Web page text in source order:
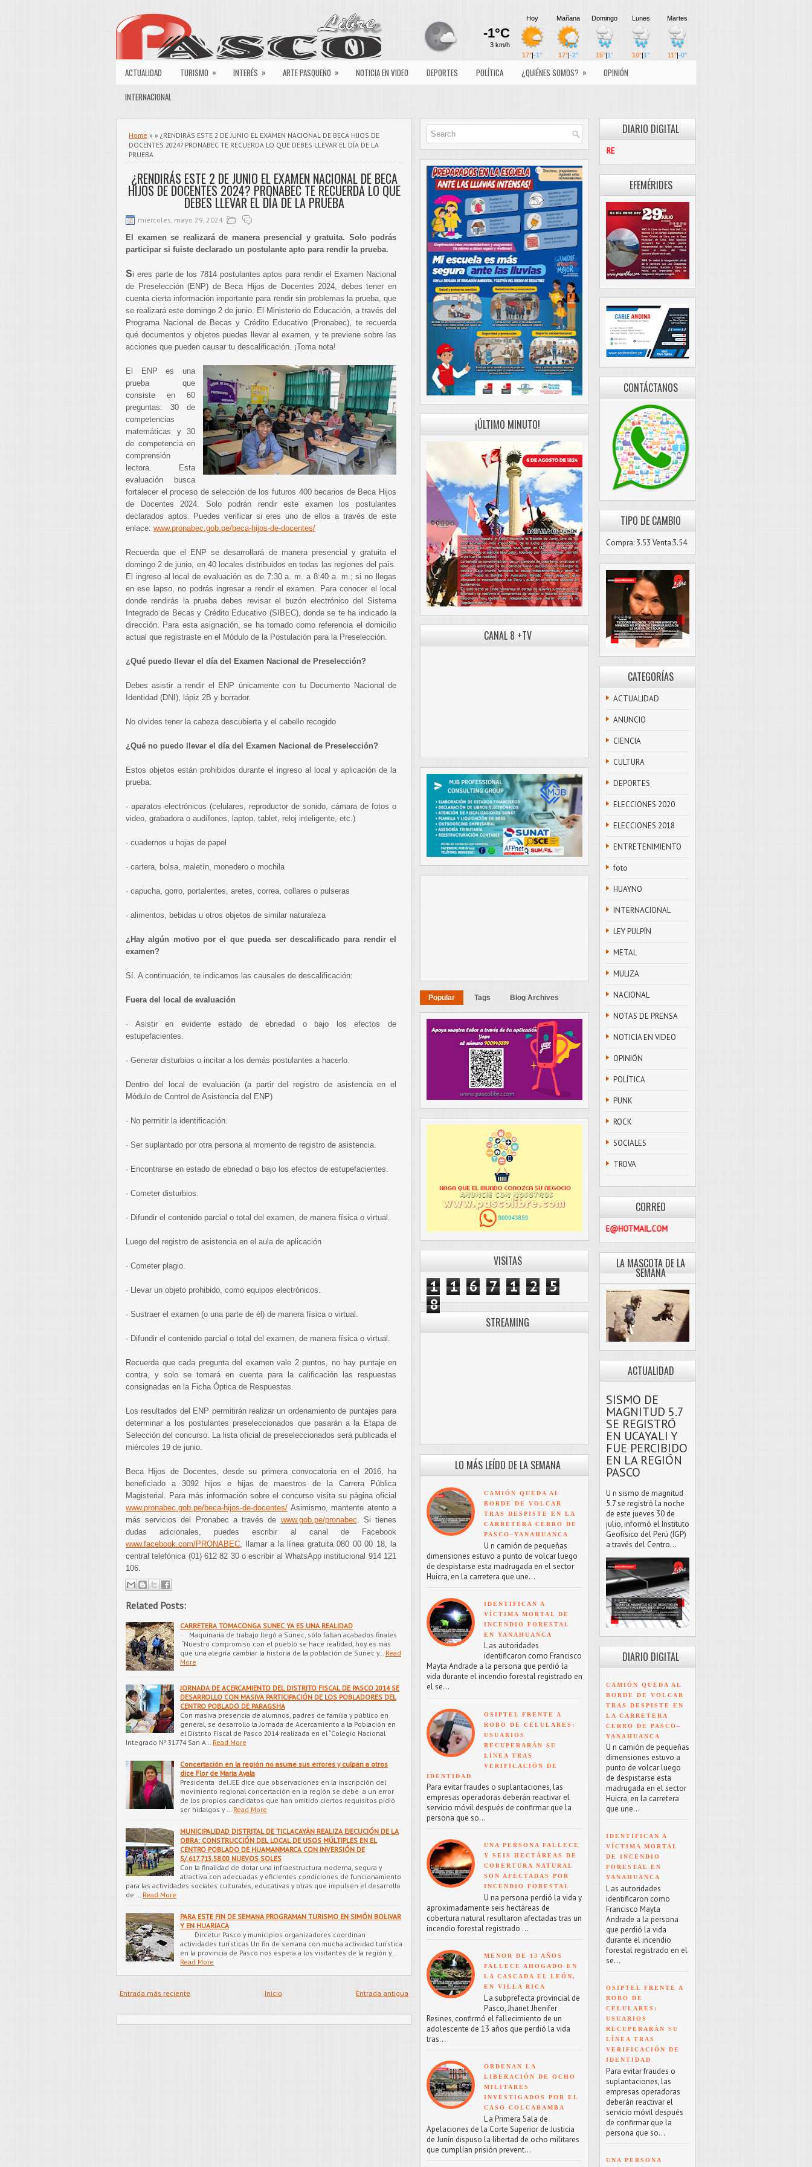
ACTUALIDAD TURISMO » INTERÉS » ARTE PASQUEÑO » NOTICIA EN VIDEO DEPORTES POLÍTICA ¿QUIÉNES SOMOS? »
OPINIÓN
INTERNACIONAL
Home » » ¿RENDIRÁS ESTE 2 DE JUNIO EL EXAMEN NACIONAL DE BECA HIJOS DE
DOCENTES 2024? PRONABEC TE RECUERDA LO QUE DEBES LLEVAR EL DÍA DE LA
PRUEBA
¿RENDIRÁS ESTE 2 DE JUNIO EL EXAMEN NACIONAL DE BECA
HIJOS DE DOCENTES 2024? PRONABEC TE RECUERDA LO QUE
DEBES LLEVAR EL DÍA DE LA PRUEBA
miércoles, mayo 29, 2024
El examen se realizará de manera presencial y gratuita. Solo podrás
participar si fuiste declarado un postulante apto para rendir la prueba.
Si eres parte de los 7814 postulantes aptos para rendir el Examen Nacional
de Preselección (ENP) de Beca Hijos de Docentes 2024, debes tener en
cuenta cierta información importante para rendir sin problemas la prueba, que
se realizará este domingo 2 de junio. El Ministerio de Educación, a través del
Programa Nacional de Becas y Crédito Educativo (Pronabec), te recuerda
qué documentos y objetos puedes llevar al examen, y te previene sobre las
acciones que pueden causar tu descalificación. ¡Toma nota!
El ENP es una
prueba que
consiste en 60
preguntas: 30 de
competencias
matemáticas y 30
de competencia en
comprensión
lectora. Esta
evaluación busca
fortalecer el proceso de selección de los futuros 400 becarios de Beca Hijos
de Docentes 2024. Solo podrán rendir este examen los postulantes
declarados aptos. Puedes verificar si eres uno de ellos a través de este
enlace: www.pronabec.gob.pe/beca-hijos-de-docentes/
Recuerda que el ENP se desarrollará de manera presencial y gratuita el
domingo 2 de junio, en 40 locales distribuidos en todas las regiones del país.
El ingreso al local de evaluación es de 7:30 a. m. a 8:40 a. m.; si no llegas
en ese lapso, no podrás ingresar a rendir el examen. Para conocer el local
donde rendirás la prueba debes revisar el buzón electrónico del Sistema
Integrado de Becas y Crédito Educativo (SIBEC), donde se te ha indicado la
dirección. Para esta asignación, se ha tomado como referencia el domicilio
actual que registraste en el Módulo de la Postulación para la Preselección.
¿Qué puedo llevar el día del Examen Nacional de Preselección?
Debes asistir a rendir el ENP únicamente con tu Documento Nacional de
Identidad (DNI), lápiz 2B y borrador.
No olvides tener la cabeza descubierta y el cabello recogido
¿Qué no puedo llevar el día del Examen Nacional de Preselección?
Estos objetos están prohibidos durante el ingreso al local y aplicación de la
prueba:
· aparatos electrónicos (celulares, reproductor de sonido, cámara de fotos o
video, grabadora o audífonos, laptop, tablet, reloj inteligente, etc.)
· cuadernos u hojas de papel
· cartera, bolsa, maletín, monedero o mochila
· capucha, gorro, portalentes, aretes, correa, collares o pulseras
· alimentos, bebidas u otros objetos de similar naturaleza
¿Hay algún motivo por el que pueda ser descalificado para rendir el
examen?
Sí. A continuación, te indicamos las causales de descalificación:
Fuera del local de evaluación
· Asistir en evidente estado de ebriedad o bajo los efectos de
estupefacientes.
· Generar disturbios o incitar a los demás postulantes a hacerlo.
Dentro del local de evaluación (a partir del registro de asistencia en el
Módulo de Control de Asistencia del ENP)
· No permitir la identificación.
· Ser suplantado por otra persona al momento de registro de asistencia.
· Encontrarse en estado de ebriedad o bajo los efectos de estupefacientes.
· Cometer disturbios.
· Difundir el contenido parcial o total del examen, de manera física o virtual.
Luego del registro de asistencia en el aula de aplicación
· Cometer plagio.
· Llevar un objeto prohibido, como equipos electrónicos.
· Sustraer el examen (o una parte de él) de manera física o virtual.
· Difundir el contenido parcial o total del examen, de manera física o virtual.
Recuerda que cada pregunta del examen vale 2 puntos, no hay puntaje en
contra, y solo se tomará en cuenta para la calificación las respuestas
consignadas en la Ficha Óptica de Respuestas.
Los resultados del ENP permitirán realizar un ordenamiento de puntajes para
determinar a los postulantes preseleccionados que pasarán a la Etapa de
Selección del concurso. La lista oficial de preseleccionados será publicada el
miércoles 19 de junio.
Beca Hijos de Docentes, desde su primera convocatoria en el 2016, ha
beneficiado a 3092 hijos e hijas de maestros de la Carrera Pública
Magisterial. Para más información sobre el concurso visita su página oficial
www.pronabec.gob.pe/beca-hijos-de-docentes/ Asimismo, mantente atento a
más servicios del Pronabec a través de www.gob.pe/pronabec. Si tienes
dudas adicionales, puedes escribir al canal de Facebook
www.facebook.com/PRONABEC, llamar a la línea gratuita 080 00 00 18, la
central telefónica (01) 612 82 30 o escribir al WhatsApp institucional 914 121
106.
Related Posts:
· Maquinaria de trabajo llegó a Sunec, sólo faltan acabados finales
“Nuestro compromiso con el pueblo se hace realidad, hoy es más
que una alegría cambiar la historia de la población de Sunec y…
Read
More
JORNADA DE ACERCAMIENTO DEL DISTRITO FISCAL DE PASCO 2014 SE
DESARROLLO CON MASIVA PARTICIPACIÓN DE LOS POBLADORES DEL
CENTRO POBLADO DE PARAGSHA
Con masiva presencia de alumnos, padres de familia y público en
general, se desarrollo la Jornada de Acercamiento a la Población en
el Distrito Fiscal de Pasco 2014 realizada en el “Colegio Nacional
Integrado Nº 31774 San A…
Read More
Concertación en la región no asume sus errores y culpan a otros
dice Flor de Maria Ayala
Presidenta del JEE dice que observaciones en la inscripción del
movimiento regional concertación en la región se debe a un error
de los propios candidatos que han omitido ciertos requisitos pidió
ser hidalgos y …
Read More
MUNICIPALIDAD DISTRITAL DE TICLACAYÁN REALIZA EJECUCIÓN DE LA
OBRA: CONSTRUCCIÓN DEL LOCAL DE USOS MÚLTIPLES EN EL
CENTRO POBLADO DE HUAMANMARCA CON INVERSIÓN DE
S/.617.713.58.00 NUEVOS SOLES
Con la finalidad de dotar una infraestructura moderna, segura y
atractiva con adecuadas y eficientes condiciones de funcionamiento
para las actividades sociales culturales, educativas y otras que impulsen el desarrollo
de …
Read More
PARA ESTE FIN DE SEMANA PROGRAMAN TURISMO EN SIMÓN BOLIVAR
Y EN HUARIACA
Dircetur Pasco y municipios organizadores coordinan
actividades turísticas Un fin de semana con mucha actividad turística
en la provincia de Pasco nos espera a los visitantes de la región y…
Read More
Entrada más reciente Entrada antigua
Inicio
¡ÚLTIMO MINUTO!
CANAL 8 +TV
Popular Tags Blog Archives
VISITAS
1 1 6 7 1 2
5
8
STREAMING
LO MÁS LEÍDO DE LA SEMANA
CAMIÓN QUEDA AL
BORDE DE VOLCAR
TRAS DESPISTE EN LA
CARRETERA CERRO DE
PASCO–YANAHUANCA
U n camión de pequeñas
dimensiones estuvo a punto de volcar luego
de despistarse esta madrugada en el sector
Huicra, en la carretera que une...
IDENTIFICAN A
VÍCTIMA MORTAL DE
INCENDIO FORESTAL
EN YANAHUANCA
L as autoridades
identificaron como Francisco
Mayta Andrade a la persona que perdió la
vida durante el incendio forestal registrado en
el se...
OSIPTEL FRENTE A
ROBO DE CELULARES:
USUARIOS
RECUPERARÁN SU
LÍNEA TRAS
VERIFICACIÓN DE
IDENTIDAD
Para evitar fraudes o suplantaciones, las
empresas operadoras deberán reactivar el
servicio móvil después de confirmar que la
persona que so...
UNA PERSONA FALLECE
Y SEIS HECTÁREAS DE
COBERTURA NATURAL
SON AFECTADAS POR
INCENDIO FORESTAL
U na persona perdió la vida y
aproximadamente seis hectáreas de
cobertura natural resultaron afectadas tras un
incendio forestal registrado ...
MENOR DE 13 AÑOS
FALLECE AHOGADO EN
LA CASCADA EL LEÓN,
EN VILLA RICA
L a subprefecta provincial de
Pasco, Jhanet Jhenifer
Resines, confirmó el fallecimiento de un
adolescente de 13 años que perdió la vida
tras...
ORDENAN LA
LIBERACIÓN DE OCHO
MILITARES
INVESTIGADOS POR EL
CASO COLCABAMBA
L a Primera Sala de
Apelaciones de la Corte Superior de Justicia
de Junín dispuso la libertad de ocho militares
que cumplían prisión prevent...
DIARIO DIGITAL
EFEMÉRIDES
CONTÁCTANOS
TIPO DE CAMBIO
Compra: 3.53 Venta:3.54
CATEGORÍAS
ACTUALIDAD
ANUNCIO
CIENCIA
CULTURA
DEPORTES
ELECCIONES 2020
ELECCIONES 2018
ENTRETENIMIENTO
foto
HUAYNO
INTERNACIONAL
LEY PULPÍN
METAL
MULIZA
NACIONAL
NOTAS DE PRENSA
NOTICIA EN VIDEO
OPINIÓN
POLÍTICA
PUNK
ROCK
SOCIALES
TROVA
CORREO
PASCOLIBRE@HOTMAIL.COM
LA MASCOTA DE LA
SEMANA
ACTUALIDAD
SISMO DE
MAGNITUD 5.7
SE REGISTRÓ
EN UCAYALI Y
FUE PERCIBIDO
EN LA REGIÓN
PASCO
U n sismo de magnitud
5.7 se registró la noche
de este jueves 30 de
julio, informó el Instituto
Geofísico del Perú (IGP)
a través del Centro...
DIARIO DIGITAL
CAMIÓN QUEDA AL
BORDE DE VOLCAR
TRAS DESPISTE EN
LA CARRETERA
CERRO DE PASCO–
YANAHUANCA
U n camión de pequeñas
dimensiones estuvo a
punto de volcar luego
de despistarse esta
madrugada en el sector
Huicra, en la carretera
que une...
IDENTIFICAN A
VÍCTIMA MORTAL
DE INCENDIO
FORESTAL EN
YANAHUANCA
L as autoridades
identificaron como
Francisco Mayta
Andrade a la persona
que perdió la vida
durante el incendio
forestal registrado en el
se...
OSIPTEL FRENTE A
ROBO DE
CELULARES:
USUARIOS
RECUPERARÁN SU
LÍNEA TRAS
VERIFICACIÓN DE
IDENTIDAD
Para evitar fraudes o
suplantaciones, las
empresas operadoras
deberán reactivar el
servicio móvil después
de confirmar que la
persona que so...
UNA PERSONA